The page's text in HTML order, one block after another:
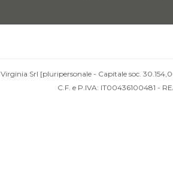
Srl [pluripersonale - Capitale soc.
C.F. e P.IVA: IT00436100481 -